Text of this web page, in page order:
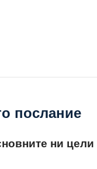
послание
ни цели